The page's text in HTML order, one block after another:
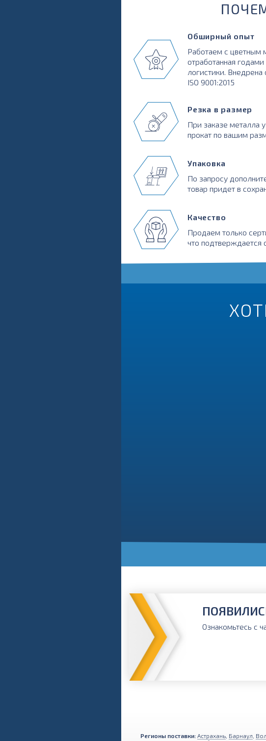
Обширный опыт
Работаем с цветным
отработанная
логистики.
ISO 9001:2015
Резка в размер
При заказе металла
прокат по вашим
Упаковка
По запросу
товар придет в
Качество
Продаем только
что подтверждается
Ознакомьтесь с
Регионы поставки: Астрахань Барнаул